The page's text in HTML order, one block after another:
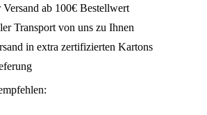
Versand ab 100€ Bestellwert
Transport von uns zu Ihnen
in extra zertifizierten Kartons